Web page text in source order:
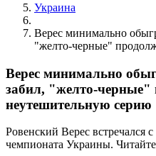
Украина
Верес минимально
"желто-черные"
Верес минимально
забил, "желто-черные"
неутешительную серию
Ровенский Верес встречался
чемпионата Украины.